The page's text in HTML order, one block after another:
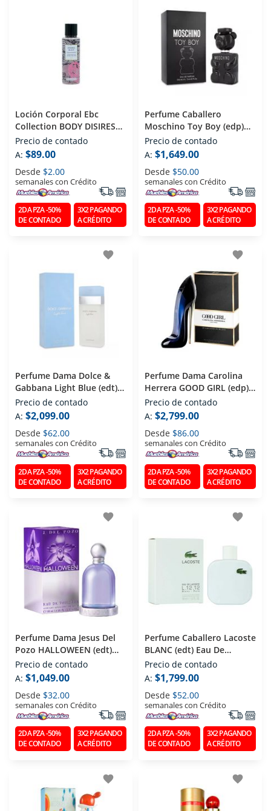
Loción Corporal Ebc
Collection BODY DISIRES
BLACK 250 Ml
Precio de contado
A: $89.00
Desde $2.00
semanales con Crédito
2DA PZA -50%
DE CONTADO
3X2 PAGANDO
A CRÉDITO
Perfume Caballero
Moschino Toy Boy (edp)
Eau De Parfum 100 Ml
Precio de contado
A: $1,649.00
Desde $50.00
semanales con Crédito
2DA PZA -50%
DE CONTADO
3X2 PAGANDO
A CRÉDITO
favorite
Perfume Dama Dolce &
Gabbana Light Blue (edt)
Eau De Toilette 100 Ml
Precio de contado
A: $2,099.00
Desde $62.00
semanales con Crédito
2DA PZA -50%
DE CONTADO
3X2 PAGANDO
A CRÉDITO
favorite
Perfume Dama Carolina
Herrera GOOD GIRL (edp)
Eau De Parfum 80 Ml
Precio de contado
A: $2,799.00
Desde $86.00
semanales con Crédito
2DA PZA -50%
DE CONTADO
3X2 PAGANDO
A CRÉDITO
favorite
Perfume Dama Jesus Del
Pozo HALLOWEEN (edt)
Eau De Toilette 100 Ml
Precio de contado
A: $1,049.00
Desde $32.00
semanales con Crédito
2DA PZA -50%
DE CONTADO
3X2 PAGANDO
A CRÉDITO
favorite
Perfume Caballero Lacoste
BLANC (edt) Eau De
Toilette 100 Ml
Precio de contado
A: $1,799.00
Desde $52.00
semanales con Crédito
2DA PZA -50%
DE CONTADO
3X2 PAGANDO
A CRÉDITO
favorite favorite